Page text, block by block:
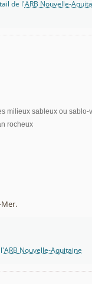
de l'ARB Nouvelle-
ARB Nouvelle-Aquitaine